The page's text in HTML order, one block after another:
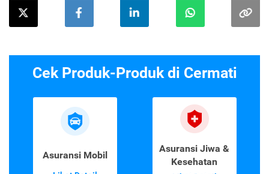
Cek Produk-Produk di Cermati
Asuransi Mobil
Asuransi Jiwa &
Kesehatan